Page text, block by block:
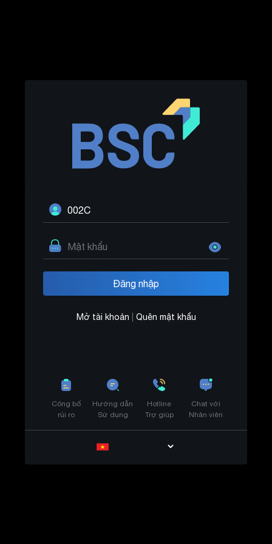
Mở tài khoản Quên mật khẩu
Công bố
rủi ro
Hướng dẫn
Sử dụng
Hotline
Trợ giúp
Chat với
Nhân viên